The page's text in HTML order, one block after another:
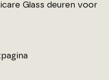
Glass deuren voor